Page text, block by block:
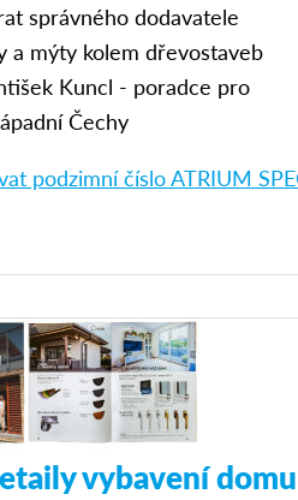
správného dodavatele
a mýty kolem dřevostaveb
Kuncl - poradce pro
Čechy
podzimní číslo ATRIUM
vybavení domu